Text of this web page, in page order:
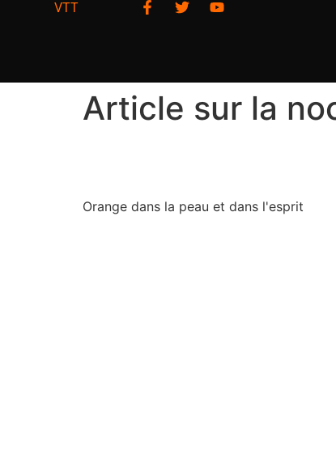
VTT
Article sur la
Orange dans la peau et dans l'esprit